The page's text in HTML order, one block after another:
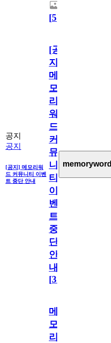
[5]
공지
공지
[공지] 메모리워
드 커뮤니티 이벤
트 중단 안내
[공
지]
메
모
리
워
드
커
뮤
니
티
이
벤
트
중
단
안
내
[31
memoryword
메
모
리